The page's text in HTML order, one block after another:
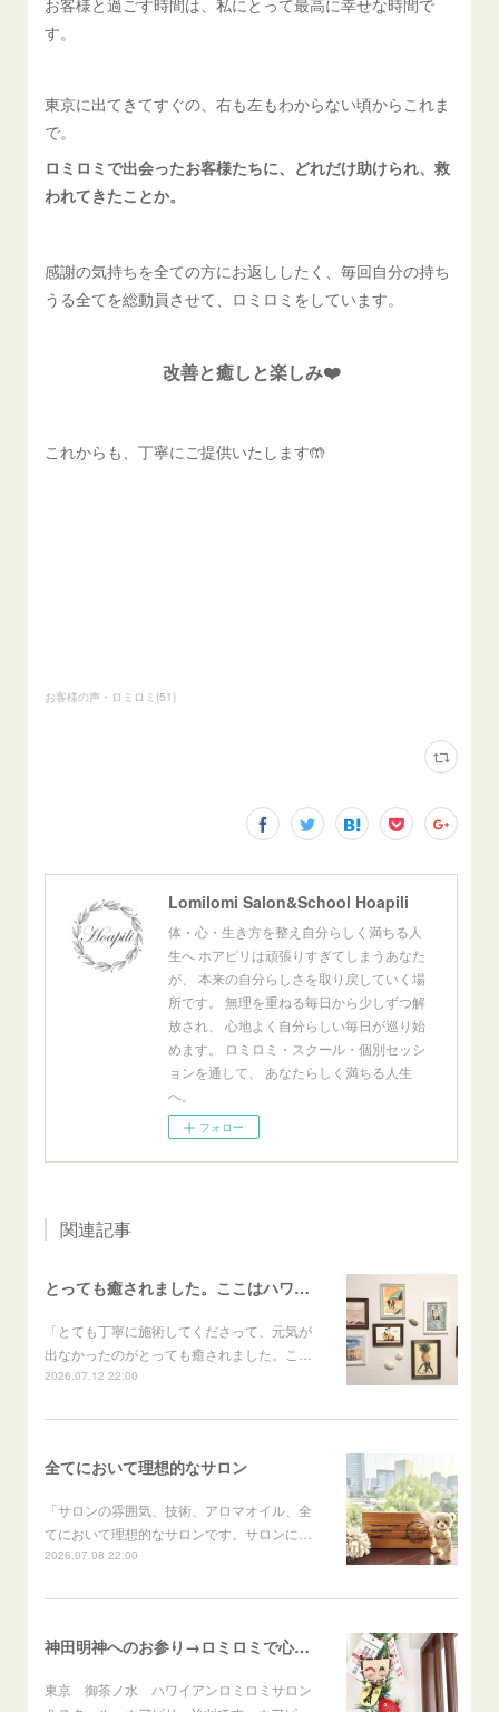
す。
東京に出てきてすぐの、右も左もわからない頃からこれま
で。
ロミロミで出会ったお客様たちに、どれだけ助けられ、救
われてきたことか。
感謝の気持ちを全ての方にお返ししたく、毎回自分の持ち
うる全てを総動員させて、ロミロミをしています。
改善と癒しと楽しみ❤️
これからも、丁寧にご提供いたします🤲
お客様の声・ロミロミ (51)
Lomilomi Salon&School Hoapili
体・心・生き方を整え自分らしく満ちる人
生へ ホアピリは頑張りすぎてしまうあなた
が、 本来の自分らしさを取り戻していく場
所です。 無理を重ねる毎日から少しずつ解
放され、 心地よく自分らしい毎日が巡り始
めます。 ロミロミ・スクール・個別セッシ
ョンを通して、 あなたらしく満ちる人生
へ。
フォロー
関連記事
とっても癒されました。ここはハワイかな？と思いました
「とても丁寧に施術してくださって、元気が
出なかったのがとっても癒されました。こ…
2026.07.12 22:00
全てにおいて理想的なサロン
「サロンの雰囲気、技術、アロマオイル、全
てにおいて理想的なサロンです。サロンに…
2026.07.08 22:00
神田明神へのお参り→ロミロミで心身のメンテナンス
東京 御茶ノ水 ハワイアンロミロミサロン